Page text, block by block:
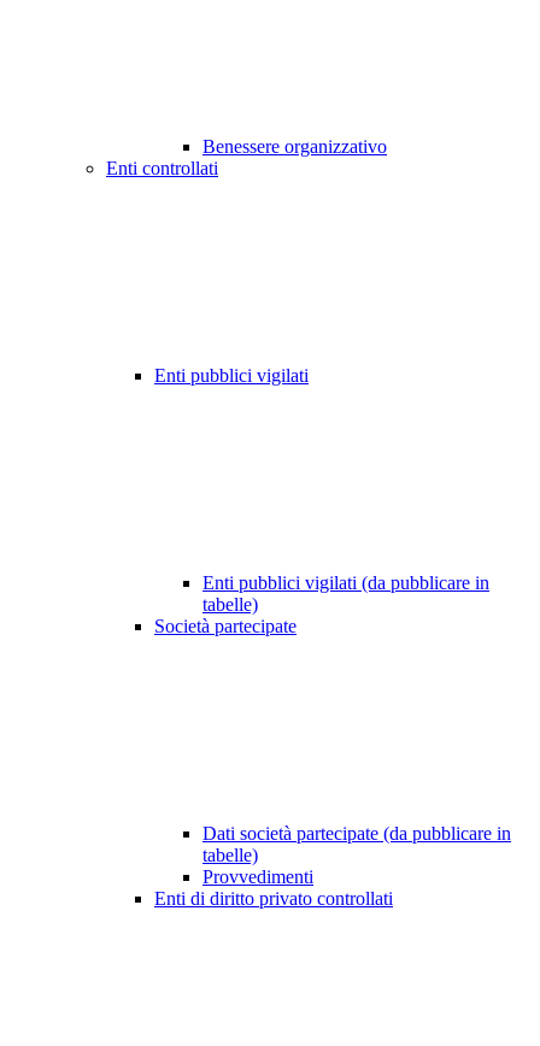
Benessere organizzativo
Enti controllati
Enti pubblici vigilati
Enti pubblici vigilati (da pubblicare in
tabelle)
Società partecipate
Dati società partecipate (da pubblicare in
tabelle)
Provvedimenti
Enti di diritto privato controllati